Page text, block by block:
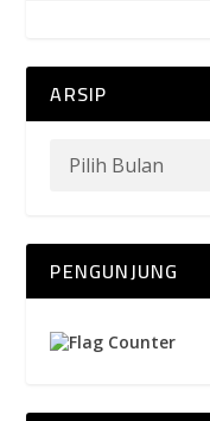
ARSIP
PENGUNJUNG